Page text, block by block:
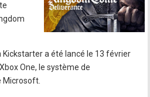
Kickstarter a été lancé le 13 février
One, le système de